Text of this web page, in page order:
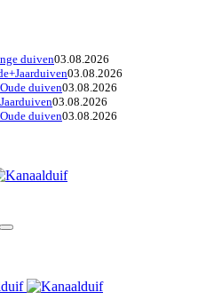
duiven03.08.2026
03.08.2026
duiven03.08.2026
03.08.2026
duiven03.08.2026